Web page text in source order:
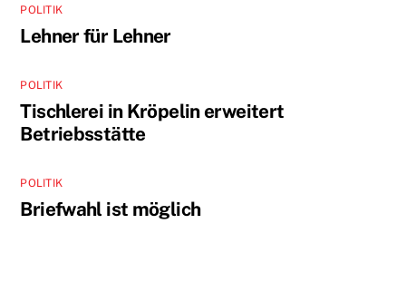
POLITIK
Lehner für Lehner
POLITIK
Tischlerei in Kröpelin erweitert
Betriebsstätte
POLITIK
Briefwahl ist möglich